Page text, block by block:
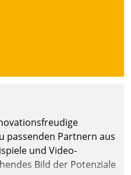
passenden Partnern aus
und Video-
Bild der Potenziale